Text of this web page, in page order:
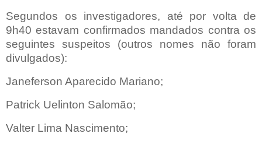
Segundos os investigadores, até por volta de
9h40 estavam confirmados mandados contra os
seguintes suspeitos (outros nomes não foram
divulgados):
Janeferson Aparecido Mariano;
Patrick Uelinton Salomão;
Valter Lima Nascimento;